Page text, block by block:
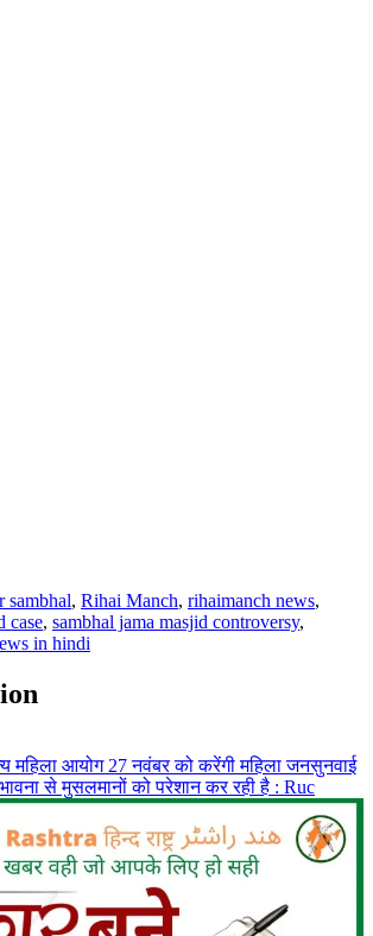
sambhal, Rihai Manch, rihaimanch news,
case, sambhal jama masjid controversy,
in hindi
महिला आयोग 27 नवंबर को करेंगी महिला जनसुनवाई
से मुसलमानों को परेशान कर रही है : Ruc